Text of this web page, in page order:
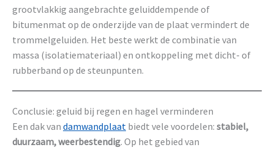
grootvlakkig aangebrachte geluiddempende of
bitumenmat op de onderzijde van de plaat vermindert de
trommelgeluiden. Het beste werkt de combinatie van
massa (isolatiemateriaal) en ontkoppeling met dicht- of
rubberband op de steunpunten.
Conclusie: geluid bij regen en hagel verminderen
Een dak van damwandplaat biedt vele voordelen: stabiel,
duurzaam, weerbestendig. Op het gebied van